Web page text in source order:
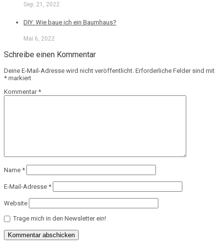
Sep. 21, 2022
DIY: Wie baue ich ein Baumhaus?
Mai 6, 2022
Schreibe einen Kommentar
Deine E-Mail-Adresse wird nicht veröffentlicht. Erforderliche Felder sind mit
* markiert
Kommentar*
Name *
E-Mail-Adresse *
Website
Trage mich in den Newsletter ein!